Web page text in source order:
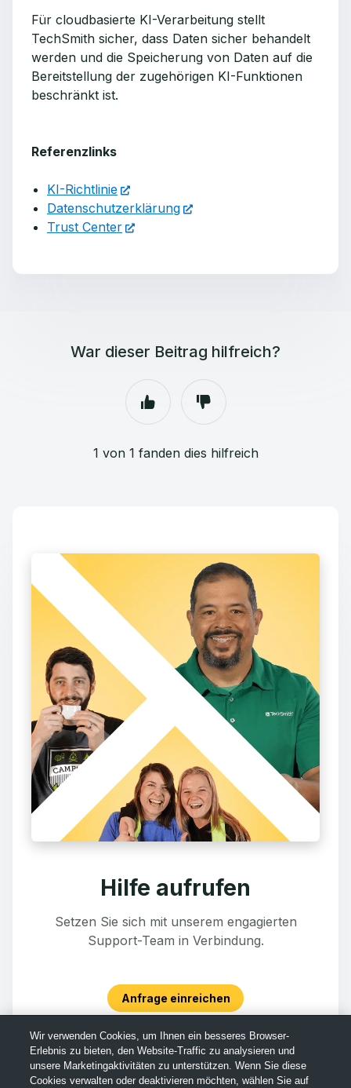
Für cloudbasierte KI-Verarbeitung stellt
TechSmith sicher, dass Daten sicher behandelt
werden und die Speicherung von Daten auf die
Bereitstellung der zugehörigen KI-Funktionen
beschränkt ist.
Referenzlinks
KI-Richtlinie
Datenschutzerklärung
Trust Center
War dieser Beitrag hilfreich?
1 von 1 fanden dies hilfreich
Hilfe aufrufen
Setzen Sie sich mit unserem engagierten
Support-Team in Verbindung.
Anfrage einreichen
Wir verwenden Cookies, um Ihnen ein besseres Browser-
Erlebnis zu bieten, den Website-Traffic zu analysieren und
unsere Marketingaktivitäten zu unterstützen. Wenn Sie diese
Cookies verwalten oder deaktivieren möchten, wählen Sie auf